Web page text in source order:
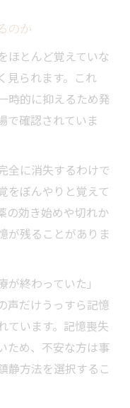
のか
ほとんど覚えていな
見られます。これ
時的に抑えるため発
で確認されていま
全に消失するわけで
をぼんやりと覚えて
の効き始めや切れか
が残ることがありま
終わっていた」
声だけうっすら記憶
ています。記憶喪失
ため、不安な方は事
静方法を選択するこ